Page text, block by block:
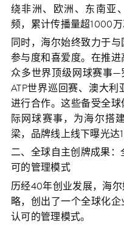
绕非洲、欧洲、东南亚
频，累计传播量超1000万
同时，海尔始终致力于
参与度和喜爱度。在推
众多世界顶级网球赛事—
ATP世界巡回赛、澳大
进行合作。这些备受全
际网球赛事，为海尔搭
梁，品牌线上线下曝光达
二、全球自主创牌成果
可的管理模式
历经40年创业发展，海
略，创出了一个全球化
认可的管理模式。